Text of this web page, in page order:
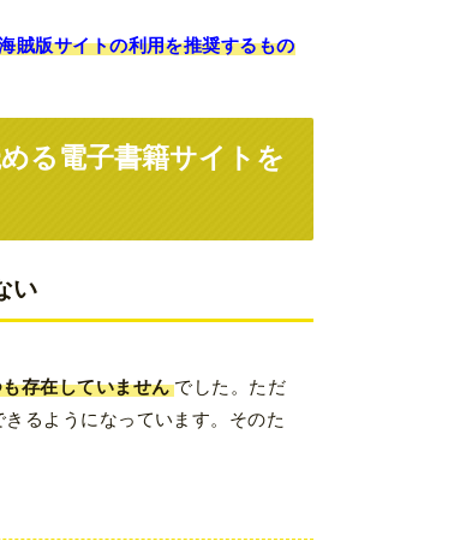
賊版サイトの利用を推奨するもの
る電子書籍サイトを
い
存在していません でした。ただ
るようになっています。そのた